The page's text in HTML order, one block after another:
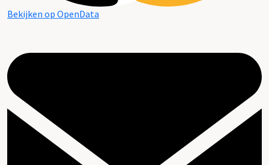
Bekijken op OpenData